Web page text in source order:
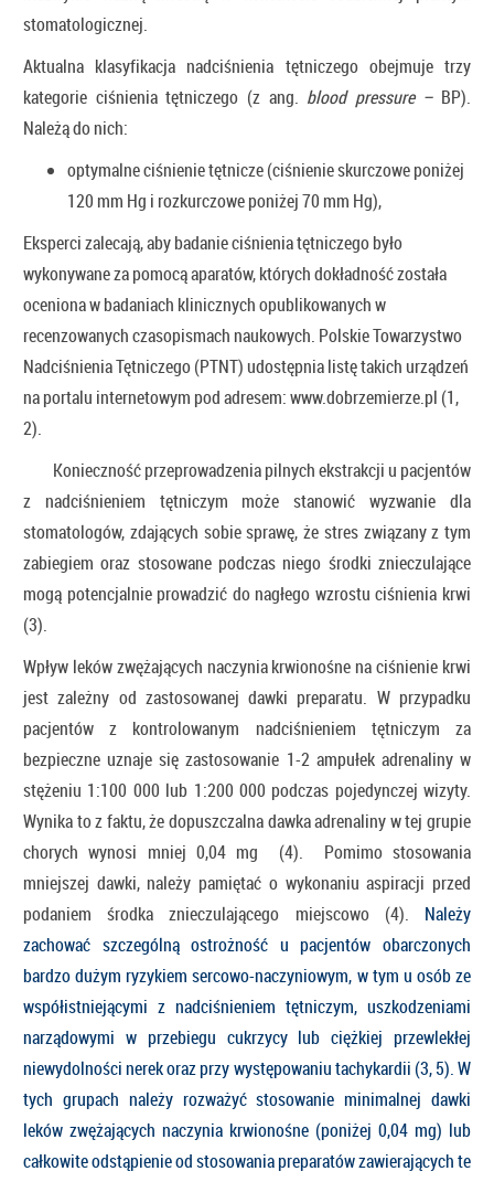
stomatologicznej.
Aktualna klasyfikacja nadciśnienia tętniczego obejmuje trzy
kategorie ciśnienia tętniczego (z ang. blood pressure – BP).
Należą do nich:
optymalne ciśnienie tętnicze (ciśnienie skurczowe poniżej
120 mm Hg i rozkurczowe poniżej 70 mm Hg),
Eksperci zalecają, aby badanie ciśnienia tętniczego było
wykonywane za pomocą aparatów, których dokładność została
oceniona w badaniach klinicznych opublikowanych w
recenzowanych czasopismach naukowych. Polskie Towarzystwo
Nadciśnienia Tętniczego (PTNT) udostępnia listę takich urządzeń
na portalu internetowym pod adresem: www.dobrzemierze.pl (1,
2).
Konieczność przeprowadzenia pilnych ekstrakcji u pacjentów
z nadciśnieniem tętniczym może stanowić wyzwanie dla
stomatologów, zdających sobie sprawę, że stres związany z tym
zabiegiem oraz stosowane podczas niego środki znieczulające
mogą potencjalnie prowadzić do nagłego wzrostu ciśnienia krwi
(3).
Wpływ leków zwężających naczynia krwionośne na ciśnienie krwi
jest zależny od zastosowanej dawki preparatu. W przypadku
pacjentów z kontrolowanym nadciśnieniem tętniczym za
bezpieczne uznaje się zastosowanie 1-2 ampułek adrenaliny w
stężeniu 1:100 000 lub 1:200 000 podczas pojedynczej wizyty.
Wynika to z faktu, że dopuszczalna dawka adrenaliny w tej grupie
chorych wynosi mniej 0,04 mg (4). Pomimo stosowania
mniejszej dawki, należy pamiętać o wykonaniu aspiracji przed
podaniem środka znieczulającego miejscowo (4). Należy
zachować szczególną ostrożność u pacjentów obarczonych
bardzo dużym ryzykiem sercowo-naczyniowym, w tym u osób ze
współistniejącymi z nadciśnieniem tętniczym, uszkodzeniami
narządowymi w przebiegu cukrzycy lub ciężkiej przewlekłej
niewydolności nerek oraz przy występowaniu tachykardii (3, 5). W
tych grupach należy rozważyć stosowanie minimalnej dawki
leków zwężających naczynia krwionośne (poniżej 0,04 mg) lub
całkowite odstąpienie od stosowania preparatów zawierających te